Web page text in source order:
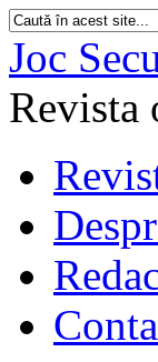
Joc
Revista